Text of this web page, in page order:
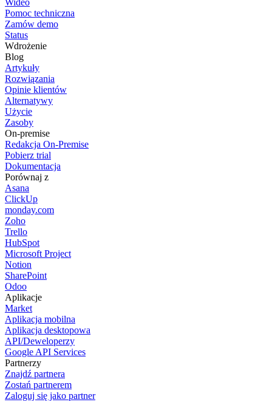
Wideo
Pomoc techniczna
Zamów demo
Status
Wdrożenie
Blog
Artykuły
Rozwiązania
Opinie klientów
Alternatywy
Użycie
Zasoby
On-premise
Redakcja On-Premise
Pobierz trial
Dokumentacja
Porównaj z
Asana
ClickUp
monday.com
Zoho
Trello
HubSpot
Microsoft Project
Notion
SharePoint
Odoo
Aplikacje
Market
Aplikacja mobilna
Aplikacja desktopowa
API/Deweloperzy
Google API Services
Partnerzy
Znajdź partnera
Zostań partnerem
Zaloguj się jako partner